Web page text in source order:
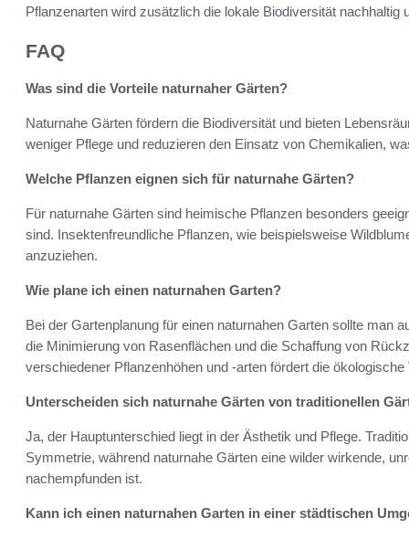
Pflanzenarten wird zusätzlich die lokale Biodiversität nachhaltig
FAQ
Was sind die Vorteile naturnaher Gärten?
Naturnahe Gärten fördern die Biodiversität und bieten
weniger Pflege und reduzieren den Einsatz von Chemikalien,
Welche Pflanzen eignen sich für naturnahe Gärten?
Für naturnahe Gärten sind heimische Pflanzen besonders
sind. Insektenfreundliche Pflanzen, wie beispielsweise
anzuziehen.
Wie plane ich einen naturnahen Garten?
Bei der Gartenplanung für einen naturnahen Garten sollte man
die Minimierung von Rasenflächen und die Schaffung von
verschiedener Pflanzenhöhen und -arten fördert die ökologische
Unterscheiden sich naturnahe Gärten von traditionellen
Ja, der Hauptunterschied liegt in der Ästhetik und Pflege.
Symmetrie, während naturnahe Gärten eine wilder wirkende,
nachempfunden ist.
Kann ich einen naturnahen Garten in einer städtischen